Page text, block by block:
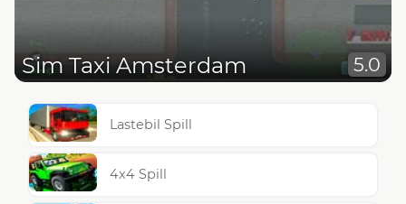
Sim Taxi Amsterdam 5.0
Lastebil Spill
4x4 Spill